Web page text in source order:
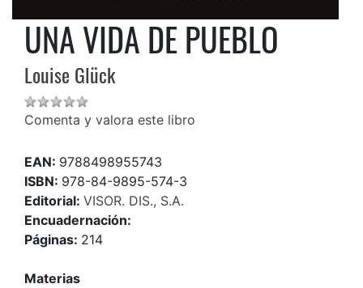
UNA VIDA DE PUEBLO
Louise Glück
Comenta y valora este libro
EAN: 9788498955743
ISBN: 978-84-9895-574-3
Editorial: VISOR. DIS., S.A.
Encuadernación:
Páginas: 214
Materias